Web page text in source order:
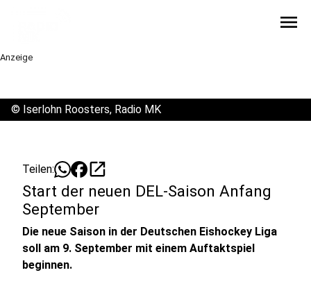
menu
Anzeige
© Iserlohn Roosters, Radio MK
Teilen: open_in_new
Start der neuen DEL-Saison Anfang
September
Die neue Saison in der Deutschen Eishockey Liga
soll am 9. September mit einem Auftaktspiel
beginnen.